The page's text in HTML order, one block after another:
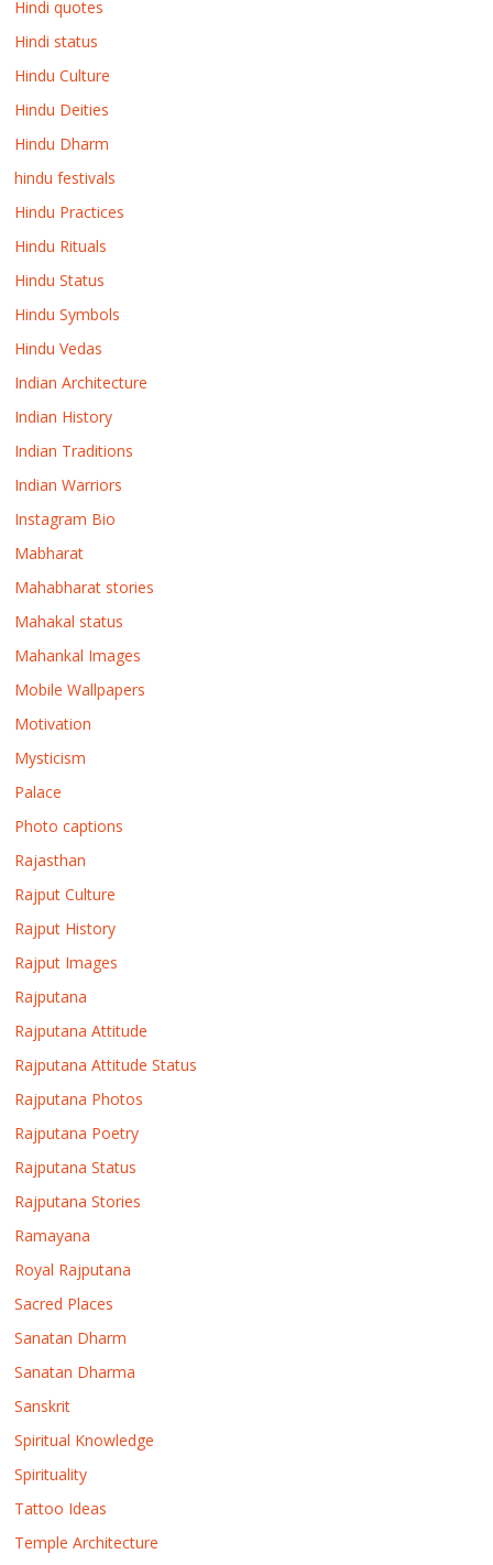
Hindi quotes
Hindi status
Hindu Culture
Hindu Deities
Hindu Dharm
hindu festivals
Hindu Practices
Hindu Rituals
Hindu Status
Hindu Symbols
Hindu Vedas
Indian Architecture
Indian History
Indian Traditions
Indian Warriors
Instagram Bio
Mabharat
Mahabharat stories
Mahakal status
Mahankal Images
Mobile Wallpapers
Motivation
Mysticism
Palace
Photo captions
Rajasthan
Rajput Culture
Rajput History
Rajput Images
Rajputana
Rajputana Attitude
Rajputana Attitude Status
Rajputana Photos
Rajputana Poetry
Rajputana Status
Rajputana Stories
Ramayana
Royal Rajputana
Sacred Places
Sanatan Dharm
Sanatan Dharma
Sanskrit
Spiritual Knowledge
Spirituality
Tattoo Ideas
Temple Architecture